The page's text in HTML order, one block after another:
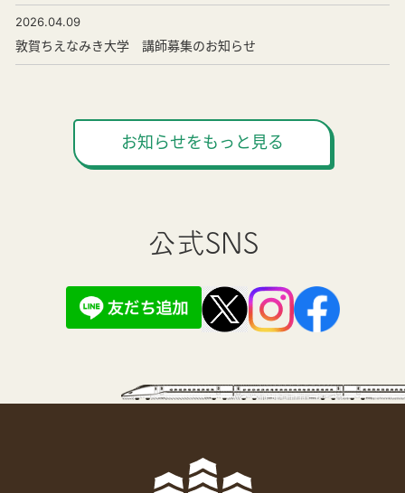
2026.04.09
敦賀ちえなみき大学 講師募集のお知らせ
お知らせをもっと見る
公式SNS